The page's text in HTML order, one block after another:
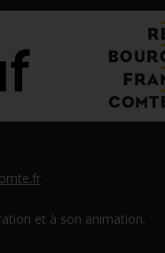
et à son animation.